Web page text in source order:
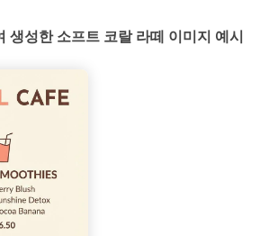
생성한 소프트 코랄 라떼 이미지 예시